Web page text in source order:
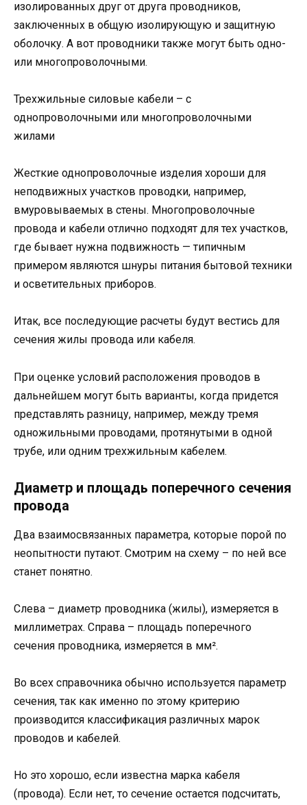
изолированных друг от друга проводников,
заключенных в общую изолирующую и защитную
оболочку. А вот проводники также могут быть одно-
или многопроволочными.
Трехжильные силовые кабели – с
однопроволочными или многопроволочными
жилами
Жесткие однопроволочные изделия хороши для
неподвижных участков проводки, например,
вмуровываемых в стены. Многопроволочные
провода и кабели отлично подходят для тех участков,
где бывает нужна подвижность — типичным
примером являются шнуры питания бытовой техники
и осветительных приборов.
Итак, все последующие расчеты будут вестись для
сечения жилы провода или кабеля.
При оценке условий расположения проводов в
дальнейшем могут быть варианты, когда придется
представлять разницу, например, между тремя
одножильными проводами, протянутыми в одной
трубе, или одним трехжильным кабелем.
Диаметр и площадь поперечного сечения
провода
Два взаимосвязанных параметра, которые порой по
неопытности путают. Смотрим на схему – по ней все
станет понятно.
Слева – диаметр проводника (жилы), измеряется в
миллиметрах. Справа – площадь поперечного
сечения проводника, измеряется в мм².
Во всех справочника обычно используется параметр
сечения, так как именно по этому критерию
производится классификация различных марок
проводов и кабелей.
Но это хорошо, если известна марка кабеля
(провода). Если нет, то сечение остается подсчитать,